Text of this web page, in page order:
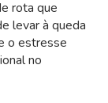
rota que
levar à queda
o estresse
no